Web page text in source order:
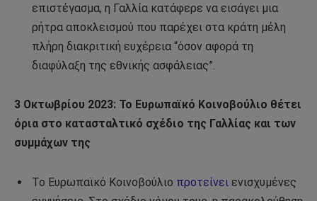
επιστέγασμα, η Γαλλία κατάφερε να εισάγει μια
ρήτρα αποκλεισμού που παρέχει στα κράτη μέλη
πλήρη διακριτική ευχέρεια “όσον αφορά τη
διαφύλαξη της εθνικής ασφάλειας”.
3 Οκτωβρίου 2023: Το Ευρωπαϊκό Κοινοβούλιο θέτει
όρια στο κατασταλτικό σχέδιο της Γαλλίας και των
συμμάχων της
Το Ευρωπαϊκό Κοινοβούλιο προτείνει ενισχυμένες